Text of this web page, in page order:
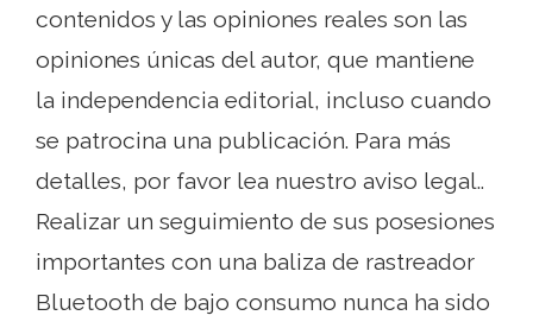
contenidos y las opiniones reales son las
opiniones únicas del autor, que mantiene
la independencia editorial, incluso cuando
se patrocina una publicación. Para más
detalles, por favor lea nuestro aviso legal..
Realizar un seguimiento de sus posesiones
importantes con una baliza de rastreador
Bluetooth de bajo consumo nunca ha sido